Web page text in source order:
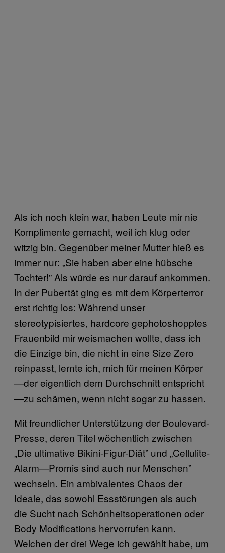
Als ich noch klein war, haben Leute mir nie
Komplimente gemacht, weil ich klug oder
witzig bin. Gegenüber meiner Mutter hieß es
immer nur: „Sie haben aber eine hübsche
Tochter!” Als würde es nur darauf ankommen.
In der Pubertät ging es mit dem Körperterror
erst richtig los: Während unser
stereotypisiertes, hardcore gephotoshopptes
Frauenbild mir weismachen wollte, dass ich
die Einzige bin, die nicht in eine Size Zero
reinpasst, lernte ich, mich für meinen Körper
—der eigentlich dem Durchschnitt entspricht
—zu schämen, wenn nicht sogar zu hassen.
Mit freundlicher Unterstützung der Boulevard-
Presse, deren Titel wöchentlich zwischen
„Die ultimative Bikini-Figur-Diät” und „Cellulite-
Alarm—Promis sind auch nur Menschen”
wechseln. Ein ambivalentes Chaos der
Ideale, das sowohl Essstörungen als auch
die Sucht nach Schönheitsoperationen oder
Body Modifications hervorrufen kann.
Welchen der drei Wege ich gewählt habe, um